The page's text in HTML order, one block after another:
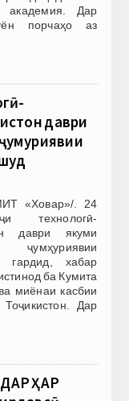
академия. Дар
порчаҳо аз
даври
«Ховар»/. 24
технологӣ-
даври якуми
гардид, хабар
ба Кумита
миёнаи касбии
Дар
ҲАР